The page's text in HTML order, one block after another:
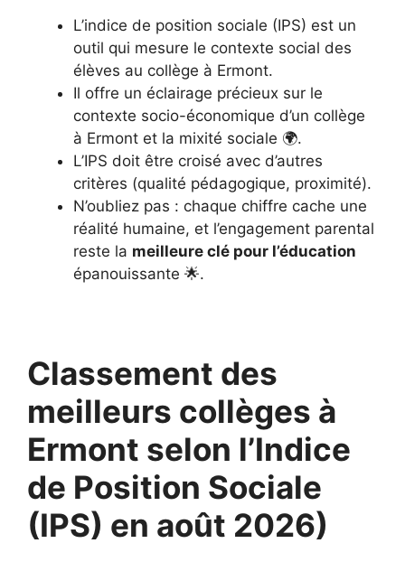
L’indice de position sociale (IPS) est un
outil qui mesure le contexte social des
élèves au collège à Ermont.
Il offre un éclairage précieux sur le
contexte socio-économique d’un collège
à Ermont et la mixité sociale 🌍.
L’IPS doit être croisé avec d’autres
critères (qualité pédagogique, proximité).
N’oubliez pas : chaque chiffre cache une
réalité humaine, et l’engagement parental
reste la meilleure clé pour l’éducation
épanouissante 🌟.
Classement des
meilleurs collèges à
Ermont selon l’Indice
de Position Sociale
(IPS) en août 2026)